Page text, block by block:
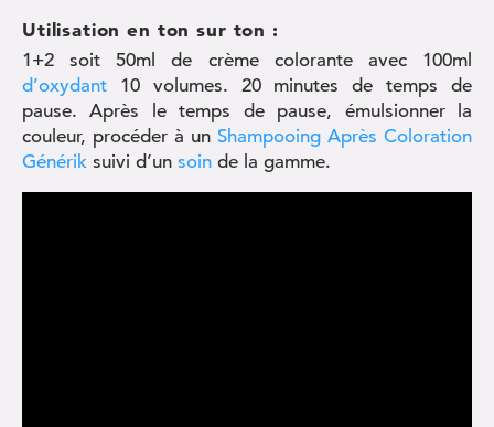
Utilisation en ton sur ton :
1+2 soit 50ml de crème colorante avec 100ml
d’oxydant 10 volumes. 20 minutes de temps de
pause. Après le temps de pause, émulsionner la
couleur, procéder à un Shampooing Après Coloration
Générik suivi d’un soin de la gamme.